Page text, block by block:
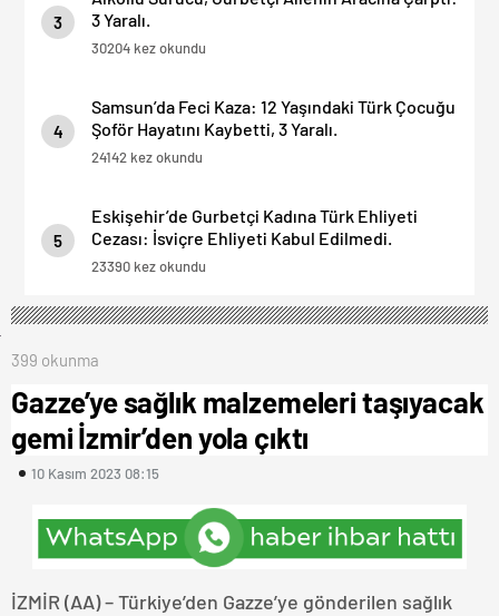
3
3 Yaralı.
30204 kez okundu
4
Samsun’da Feci Kaza: 12 Yaşındaki Türk Çocuğu
Şoför Hayatını Kaybetti, 3 Yaralı.
24142 kez okundu
5
Eskişehir’de Gurbetçi Kadına Türk Ehliyeti
Cezası: İsviçre Ehliyeti Kabul Edilmedi.
23390 kez okundu
399 okunma
Gazze’ye sağlık malzemeleri taşıyacak
gemi İzmir’den yola çıktı
10 Kasım 2023 08:15
İZMİR (AA) – Türkiye’den Gazze’ye gönderilen sağlık